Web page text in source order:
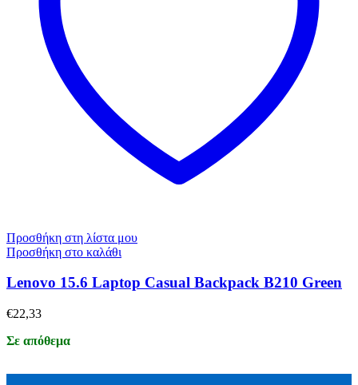
Προσθήκη στη λίστα μου
Προσθήκη στο καλάθι
Lenovo 15.6 Laptop Casual Backpack B210 Green
€22,33
Σε απόθεμα